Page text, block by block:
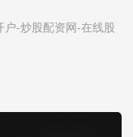
-炒股配资网-在线股